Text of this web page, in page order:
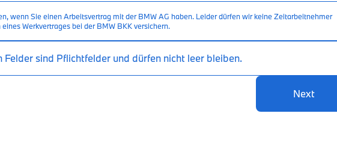
wenn Sie einen Arbeitsvertrag mit der BMW AG haben. Leider dürfen wir keine Zeitarbeitnehmer
Werkvertrages bei der BMW BKK versichern.
sind Pflichtfelder und dürfen nicht leer bleiben.
Next